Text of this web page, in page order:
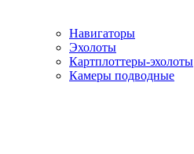
Навигаторы
Эхолоты
Картплоттеры-эхолоты
Камеры подводные